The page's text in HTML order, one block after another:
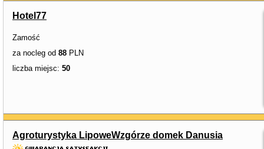
Hotel77
Zamość
za nocleg od 88 PLN
liczba miejsc: 50
Agroturystyka LipoweWzgórze domek Danusia